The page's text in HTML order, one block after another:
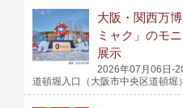
大阪・関西万
ミャク」のモ
展示
2026年07月06日-
道頓堀入口（大阪市中央区道頓堀）